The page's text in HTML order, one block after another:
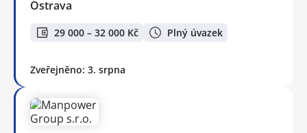
Ostrava
29 000 – 32 000 Kč Plný úvazek
Zveřejněno: 3. srpna